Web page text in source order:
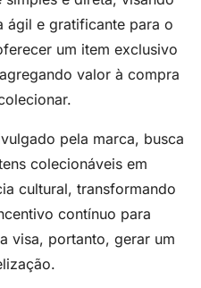
ágil e gratificante para o
um item exclusivo
valor à compra
pela marca, busca
colecionáveis em
cultural, transformando
contínuo para
visa, portanto, gerar um